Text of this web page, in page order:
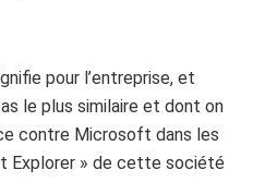
pour l’entreprise, et
le plus similaire et dont on
contre Microsoft dans les
Explorer » de cette société